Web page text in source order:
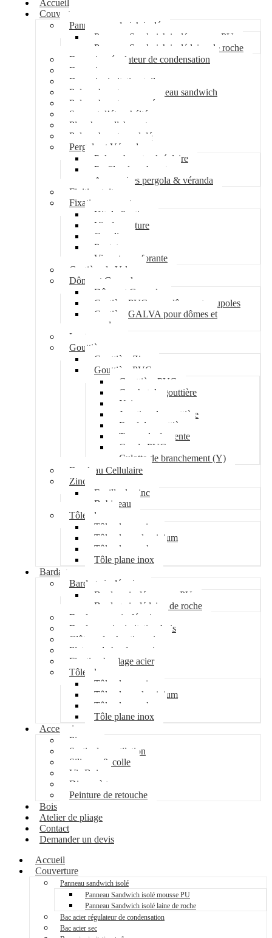
Accueil
Couverture
Panneau sandwich isolé
Panneau Sandwich isolé mousse PU
Panneau Sandwich isolé laine de roche
Bac acier régulateur de condensation
Bac acier sec
Bac acier imitation tuile
Polycarbonate pour panneau sandwich
Polycarbonate nervuré
Support d’étanchéité
Plancher collaborant
Polycarbonate ondulé
Pergola et Véranda
Polycarbonate alvéolaire
Profil polycarbonate
Accessoires pergola & véranda
Finition toiture
Fixation couverture
Kit de fixation
Vis de couture
Cavalier
Pontet
Vis auto-perforante
Costière de Velux
Dôme et Coupole
Dôme et Coupole
Costière PVC pour dômes et coupoles
Costière GALVA pour dômes et
coupoles
Lanterneau
Gouttière
Gouttière Zinc
Gouttière PVC
Gouttière PVC
Crochet de gouttière
Naissance
Jonction de gouttière
Fond de gouttière
Tuyau de descente
Coude PVC
Culotte de branchement (Y)
Bandeau Cellulaire
Zinc
Feuille de zinc
Bobineau
Tôle plane
Tôle plane acier
Tôle plane aluminium
Tôle plane galva
Tôle plane inox
Bardage
Bardage isolé acier
Bardage isolé mousse PU
Bardage isolé laine de roche
Bardage non isolé acier
Bardage acier imitation bois
Clôture de chantier acier
Plateau de bardage acier
Fixation bardage acier
Tôle plane
Tôle plane acier
Tôle plane aluminium
Tôle plane galva
Tôle plane inox
Accessoires
Pipeco
Sortie de ventilation
Silicone & colle
Vis Bois
Disque à tronçonner
Peinture de retouche
Bois
Atelier de pliage
Contact
Demander un devis
Accueil
Couverture
Panneau sandwich isolé
Panneau Sandwich isolé mousse PU
Panneau Sandwich isolé laine de roche
Bac acier régulateur de condensation
Bac acier sec